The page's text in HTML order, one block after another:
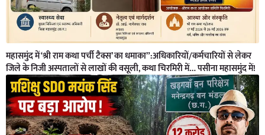
महासमुंद में ‘श्री राम कथा पर्ची टैक्स’ का धमाका”:अधिकारियों/कर्मचारियों से लेकर
जिले के निजी अस्पतालों से लाखों की वसूली, कथा चिरमिरी में… पसीना महासमुंद में!